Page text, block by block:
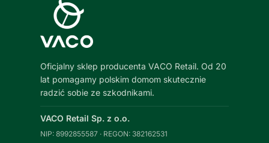
Oficjalny sklep producenta VACO Retail. Od 20
lat pomagamy polskim domom skutecznie
radzić sobie ze szkodnikami.
VACO Retail Sp. z o.o.
NIP: 8992855587 · REGON: 382162531